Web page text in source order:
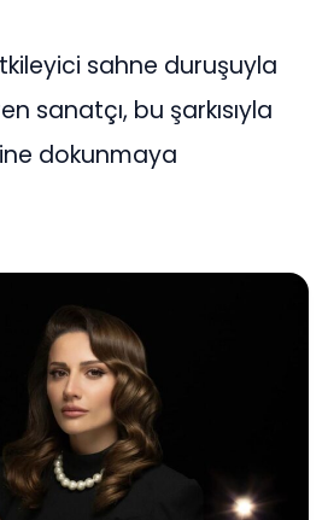
sahne duruşuyla
sanatçı, bu şarkısıyla
dokunmaya